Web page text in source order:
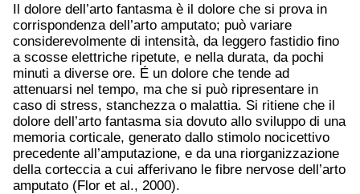
Il dolore dell’arto fantasma è il dolore che si prova in
corrispondenza dell’arto amputato; può variare
considerevolmente di intensità, da leggero fastidio fino
a scosse elettriche ripetute, e nella durata, da pochi
minuti a diverse ore. É un dolore che tende ad
attenuarsi nel tempo, ma che si può ripresentare in
caso di stress, stanchezza o malattia. Si ritiene che il
dolore dell’arto fantasma sia dovuto allo sviluppo di una
memoria corticale, generato dallo stimolo nocicettivo
precedente all’amputazione, e da una riorganizzazione
della corteccia a cui afferivano le fibre nervose dell’arto
amputato (Flor et al., 2000).